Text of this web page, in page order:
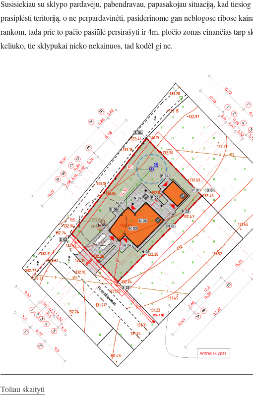
Susisiekiau su sklypo pardavėju, pabendravau, papasakojau situaciją, kad
prasiplėsti teritoriją, o ne perpardavinėti, pasiderinome gan neblogose ribose
rankom, tada prie to pačio pasiūlė persirašyti ir 4m. pločio zonas einančias tarp
keliuko, tie sklypukai nieko nekainuos, tad kodėl gi ne.
Toliau skaityti„Antras sklypas.”